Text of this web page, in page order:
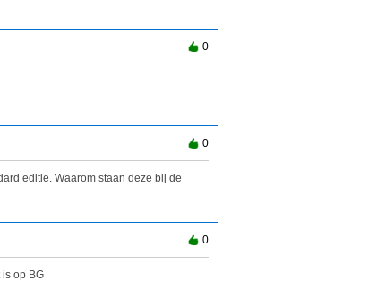
0
0
editie. Waarom staan deze bij de
0
op BG